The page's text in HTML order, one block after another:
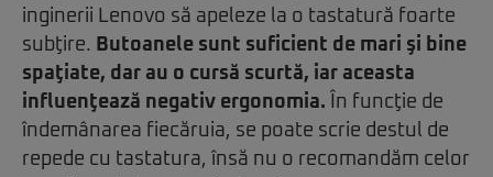
inginerii Lenovo să apeleze la o tastatură foarte
subţire. Butoanele sunt suficient de mari şi bine
spaţiate, dar au o cursă scurtă, iar aceasta
influenţează negativ ergonomia. În funcţie de
îndemânarea fiecăruia, se poate scrie destul de
repede cu tastatura, însă nu o recomandăm celor